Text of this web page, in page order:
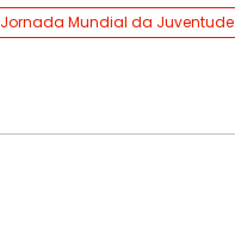
Jornada Mundial da Juventude